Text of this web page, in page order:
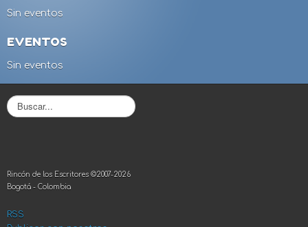
Sin eventos
EVENTOS
Sin eventos
B
u
r
.
.
Rincón de los Escritores ©2007-2026
Bogotá - Colombia
RSS